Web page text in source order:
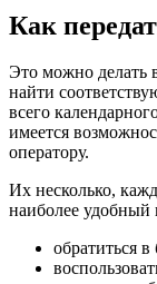
Как
Это можно делать
найти
всего
имеется
оператору.
Их несколько,
наиболее удобный
обратиться